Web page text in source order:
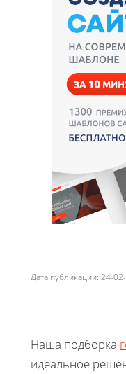
Дата публикации: 24-
Наша подборка
идеальное